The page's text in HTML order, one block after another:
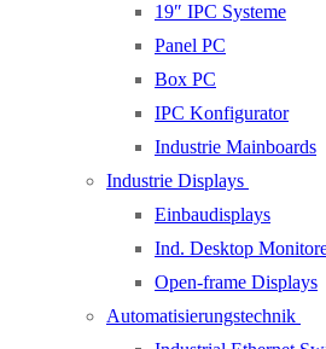
19″ IPC Systeme
Panel PC
Box PC
IPC Konfigurator
Industrie Mainboards
Industrie Displays
Einbaudisplays
Ind. Desktop
Open-frame Displays
Automatisierungstechnik